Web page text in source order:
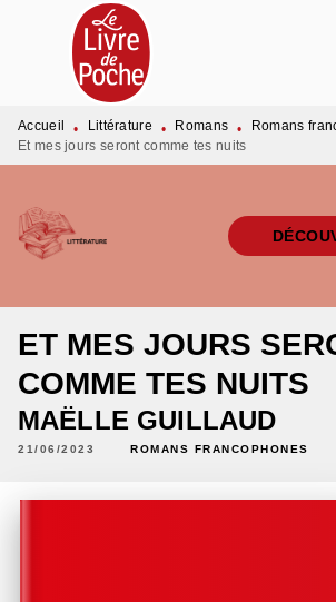
MENU RECHERCHE
PIED DE PAGE
Accueil • Littérature • Romans • Romans
Et mes jours seront comme tes nuits
ET MES JOURS
COMME TES NUITS
MAËLLE GUILLAUD
21/06/2023 ROMANS FRANCOPHONES